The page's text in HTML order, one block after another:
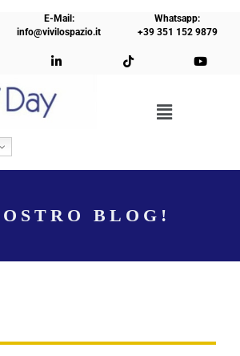
E-Mail:
info@vivilospazio.it
Whatsapp:
+39 351 152 9879
BLOG!